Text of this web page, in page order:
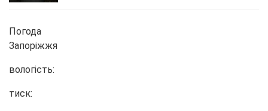
Погода
Запоріжжя
вологість:
тиск: